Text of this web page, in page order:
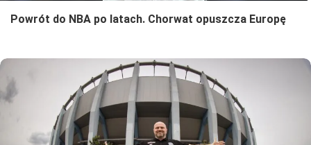
Powrót do NBA po latach. Chorwat opuszcza Europę